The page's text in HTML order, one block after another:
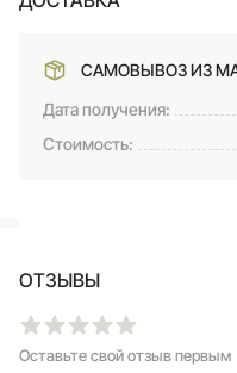
САМОВЫВОЗ ИЗ
Дата получения:
Стоимость:
ОТЗЫВЫ
Оставьте свой отзыв первым